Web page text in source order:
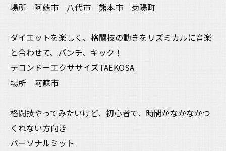
場所 阿蘇市 八代市 熊本市 菊陽町
ダイエットを楽しく、格闘技の動きをリズミカルに音楽
と合わせて、パンチ、キック！
テコンドーエクササイズTAEKOSA
場所 阿蘇市
格闘技やってみたいけど、初心者で、時間がなかなかつ
くれない方向き
パーソナルミット